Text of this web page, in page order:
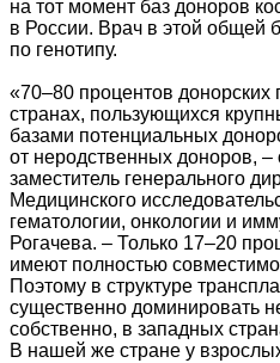
на тот момент баз доноров
в России. Врач в этой общей
по генотипу.
«70–80 процентов донорских
странах, пользующихся
базами потенциальных
от неродственных доноров,
заместитель генерального
Медицинского
гематологии, онкологии и
Рогачева. – Только 17–20
имеют полностью
Поэтому в структуре
существенно доминировать
собственно, в западных
В нашей же стране у